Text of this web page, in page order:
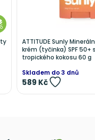
ATTITUDE Sunly
krém (tyčinka) SPF 50+
tropického kokosu 60 g
Skladem do 3 dnů
589 Kč